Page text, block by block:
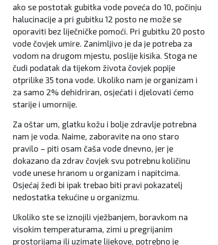
ako se postotak gubitka vode poveća do 10, počinju
halucinacije a pri gubitku 12 posto ne može se
oporaviti bez liječničke pomoći. Pri gubitku 20 posto
vode čovjek umire. Zanimljivo je da je potreba za
vodom na drugom mjestu, poslije kisika. Stoga ne
čudi podatak da tijekom života čovjek popije
otprilike 35 tona vode. Ukoliko nam je organizam i
za samo 2% dehidriran, osjećati i djelovati ćemo
starije i umornije.
Za oštar um, glatku kožu i bolje zdravlje potrebna
nam je voda. Naime, zaboravite na ono staro
pravilo – piti osam čaša vode dnevno, jer je
dokazano da zdrav čovjek svu potrebnu količinu
vode unese hranom u organizam i napitcima.
Osjećaj žeđi bi ipak trebao biti pravi pokazatelj
nedostatka tekućine u organizmu.
Ukoliko ste se iznojili vježbanjem, boravkom na
visokim temperaturama, zimi u pregrijanim
prostorijama ili uzimate lijekove, potrebno je